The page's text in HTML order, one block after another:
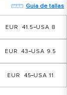
Guia de tallas
8
41.5
9.5
43
11
45